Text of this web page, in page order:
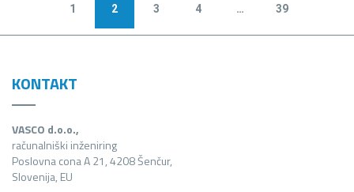
1 2 3 4 … 39
KONTAKT
VASCO d.o.o.,
računalniški inženiring
Poslovna cona A 21, 4208 Šenčur,
Slovenija, EU